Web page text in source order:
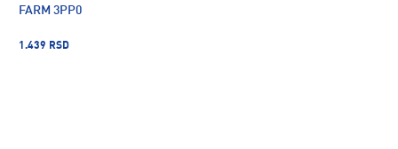
FARM 3PP0
1.439 RSD